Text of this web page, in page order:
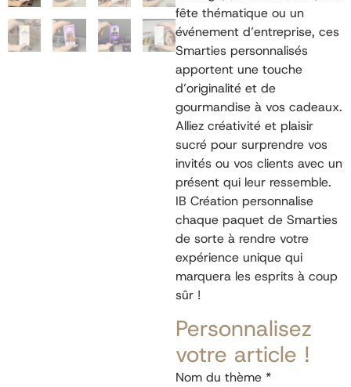
fête thématique ou un
événement d’entreprise, ces
Smarties personnalisés
apportent une touche
d’originalité et de
gourmandise à vos cadeaux.
Alliez créativité et plaisir
sucré pour surprendre vos
invités ou vos clients avec un
présent qui leur ressemble.
IB Création personnalise
chaque paquet de Smarties
de sorte à rendre votre
expérience unique qui
marquera les esprits à coup
sûr !
Personnalisez
votre article !
Nom du thème *